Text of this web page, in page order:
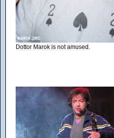
Dottor Marok is not amused.